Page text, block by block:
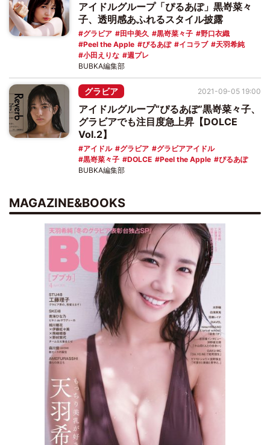
アイドルグループ「ぴるあぽ」黒嵜菜々
子、透明感あふれるスタイル披露
グラビア 田中美久 黒嵜菜々子
野口衣織
Peel the Apple
ぴるあぽ イコラブ
天羽希純
小田えりな
週プレ
BUBKA編集部
グラビア
アイドルグループ“ぴるあぽ”黒嵜菜々子、
グラビアでも注目度急上昇【DOLCE
Vol.2】
アイドル グラビア
グラビアアイドル
黒嵜菜々子
DOLCE Peel the Apple ぴるあぽ
2021-09-05 19:00
BUBKA編集部
MAGAZINE&BOOKS